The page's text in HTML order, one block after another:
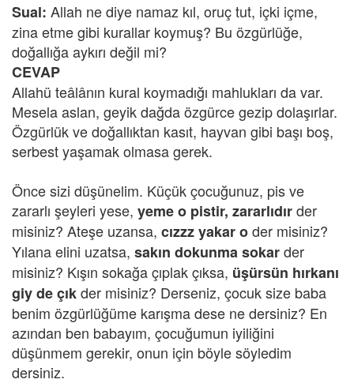
Sual: Allah ne diye namaz kıl, oruç tut, içki içme,
zina etme gibi kurallar koymuş? Bu özgürlüğe,
doğallığa aykırı değil mi?
CEVAP
Allahü teâlânın kural koymadığı mahlukları da var.
Mesela aslan, geyik dağda özgürce gezip dolaşırlar.
Özgürlük ve doğallıktan kasıt, hayvan gibi başı boş,
serbest yaşamak olmasa gerek.
Önce sizi düşünelim. Küçük çocuğunuz, pis ve
zararlı şeyleri yese, yeme o pistir, zararlıdırder
misiniz? Ateşe uzansa, cızzz yakar oder misiniz?
Yılana elini uzatsa, sakın dokunma sokarder
misiniz? Kışın sokağa çıplak çıksa, üşürsün hırkanı
giy de çıkder misiniz? Derseniz, çocuk size baba
benim özgürlüğüme karışma dese ne dersiniz? En
azından ben babayım, çocuğumun iyiliğini
düşünmem gerekir, onun için böyle söyledim
dersiniz.